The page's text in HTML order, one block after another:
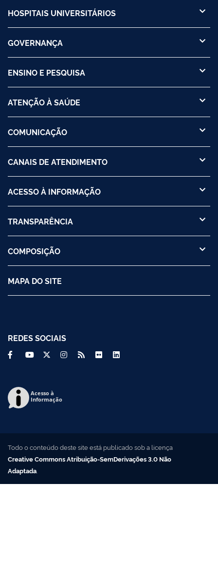
HOSPITAIS UNIVERSITÁRIOS
GOVERNANÇA
ENSINO E PESQUISA
ATENÇÃO À SAÚDE
COMUNICAÇÃO
CANAIS DE ATENDIMENTO
ACESSO À INFORMAÇÃO
TRANSPARÊNCIA
COMPOSIÇÃO
MAPA DO SITE
REDES SOCIAIS
Acesso à
Informação
Todo o conteúdo deste site está publicado sob a licença
Creative Commons Atribuição-SemDerivações 3.0 Não
Adaptada